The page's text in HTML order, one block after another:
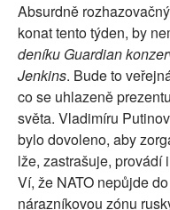
Absurdně
konat tento týden, by
deníku Guardian
Jenkins. Bude to
co se uhlazeně
světa. Vladimíru
bylo dovoleno, aby
lže, zastrašuje, provádí
Ví, že NATO nepůjde
nárazníkovou zónu